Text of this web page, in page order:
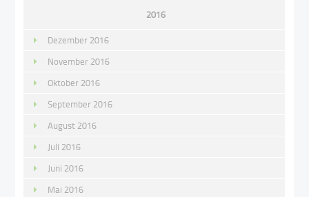
2016
Dezember 2016
November 2016
Oktober 2016
September 2016
August 2016
Juli 2016
Juni 2016
Mai 2016